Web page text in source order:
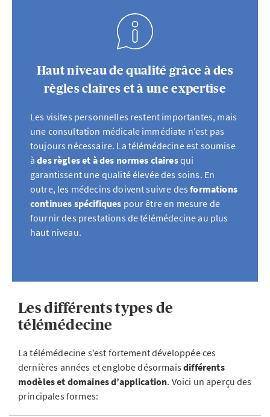
Haut niveau de qualité grâce à des
règles claires et à une expertise
Les visites personnelles restent importantes, mais
une consultation médicale immédiate n’est pas
toujours nécessaire. La télémédecine est soumise
àdes règles et à des normes clairesqui
garantissent une qualité élevée des soins. En
outre, les médecins doivent suivre desformations
continues spécifiques pour être en mesure de
fournir des prestations de télémédecine au plus
haut niveau.
Les différents types de
télémédecine
La télémédecine s’est fortement développée ces
dernières années et englobe désormaisdifférents
modèles et domaines d’application. Voici un aperçu des
principales formes: